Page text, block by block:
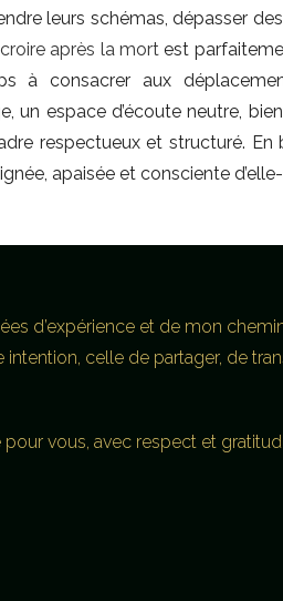
leurs schémas, dépasser
après la mortest
à consacrer aux
un espace d’écoute neutre,
respectueux et structuré. En
apaisée et consciente
d’expérience et de mon
celle de partager, de
pour vous, avec respect et